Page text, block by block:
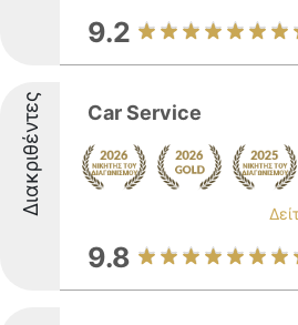
9.2
Διακριθέντες Car Service
9.8